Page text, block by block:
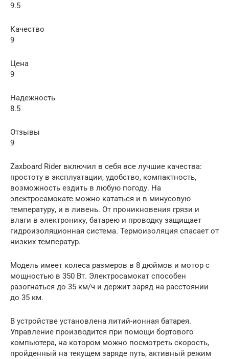
9.5
Качество
9
Цена
9
Надежность
8.5
Отзывы
9
Zaxboard Rider включил в себя все лучшие качества:
простоту в эксплуатации, удобство, компактность,
возможность ездить в любую погоду. На
электросамокате можно кататься и в минусовую
температуру, и в ливень. От проникновения грязи и
влаги в электронику, батарею и проводку защищает
гидроизоляционная система. Термоизоляция спасает от
низких температур.
Модель имеет колеса размеров в 8 дюймов и мотор с
мощностью в 350 Вт. Электросамокат способен
разогнаться до 35 км/ч и держит заряд на расстоянии
до 35 км.
В устройстве установлена литий-ионная батарея.
Управление производится при помощи бортового
компьютера, на котором можно посмотреть скорость,
пройденный на текущем заряде путь, активный режим